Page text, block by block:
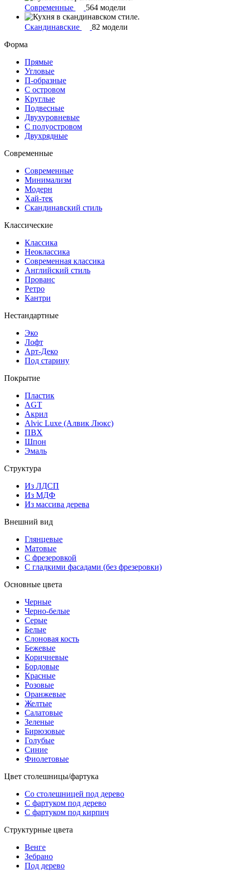
Современные 564 модели
Скандинавские
82 модели
Форма
Прямые
Угловые
П-образные
С островом
Круглые
Подвесные
Двухуровневые
С полуостровом
Двухрядные
Современные
Современные
Минимализм
Модерн
Хай-тек
Скандинавский стиль
Классические
Классика
Неоклассика
Современная классика
Английский стиль
Прованс
Ретро
Кантри
Нестандартные
Эко
Лофт
Арт-Деко
Под старину
Покрытие
Пластик
AGT
Акрил
Alvic Luxe (Алвик Люкс)
ПВХ
Шпон
Эмаль
Структура
Из ЛДСП
Из МДФ
Из массива дерева
Внешний вид
Глянцевые
Матовые
С фрезеровкой
С гладкими фасадами (без фрезеровки)
Основные цвета
Черные
Черно-белые
Серые
Белые
Слоновая кость
Бежевые
Коричневые
Бордовые
Красные
Розовые
Оранжевые
Желтые
Салатовые
Зеленые
Бирюзовые
Голубые
Синие
Фиолетовые
Цвет столешницы/фартука
Со столешницей под дерево
С фартуком под дерево
С фартуком под кирпич
Структурные цвета
Венге
Зебрано
Под дерево